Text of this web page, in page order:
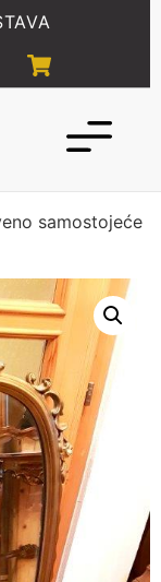
samostojeće